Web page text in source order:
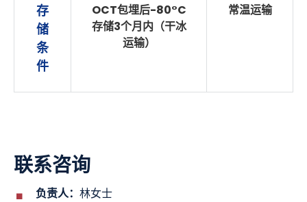
存
储
条
件
OCT包埋后-80°C
存储3个月内（干冰
运输）
常温运输
联系咨询
负责人： 林女士